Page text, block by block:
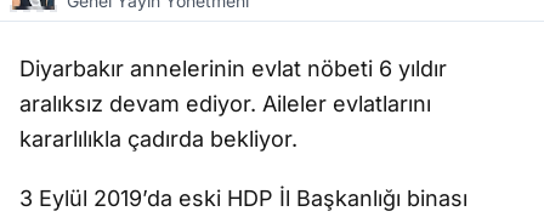
Diyarbakır annelerinin evlat nöbeti 6 yıldır
aralıksız devam ediyor. Aileler evlatlarını
kararlılıkla çadırda bekliyor.
3 Eylül 2019’da eski HDP İl Başkanlığı binası